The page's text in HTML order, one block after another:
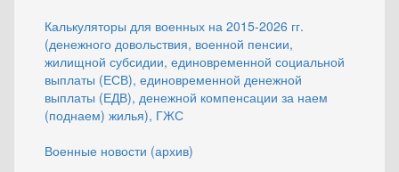
Калькуляторы для военных на 2015-2026 гг.
(денежного довольствия, военной пенсии,
жилищной субсидии, единовременной социальной
выплаты (ЕСВ), единовременной денежной
выплаты (ЕДВ), денежной компенсации за наем
(поднаем) жилья), ГЖС
Военные новости (архив)